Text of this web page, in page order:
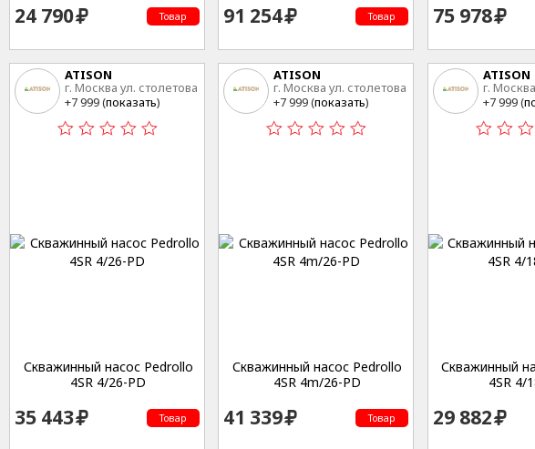
24 790 Товар 91 254 Товар 75 978
ATISON
г. Москва ул. столетова
15
+7 999 (показать)
Скважинный насос Pedrollo
4SR 4/26-PD
35 443 Товар
ATISON
г. Москва ул. столетова
15
+7 999 (показать)
Скважинный насос Pedrollo
4SR 4m/26-PD
41 339 Товар
ATISON
г.
15
+7 999 (
Скважинный
4SR 4/
29 882